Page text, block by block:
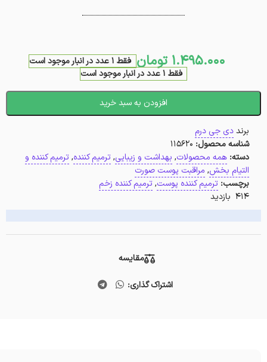
1.495.000 تومان فقط 1 عدد در انبار موجود است
فقط 1 عدد در انبار موجود است
افزودن به سبد خرید
برنددی جی درم
شناسه محصول: 115620
دسته: همه محصولات, بهداشت و زیبایی,ترمیم کننده,ترمیم کننده و
التیام بخش, مراقبت پوست صورت
برچسب: ترمیم کننده پوست,ترمیم کننده زخم
414 بازدید
مقایسه
اشتراک گذاری: